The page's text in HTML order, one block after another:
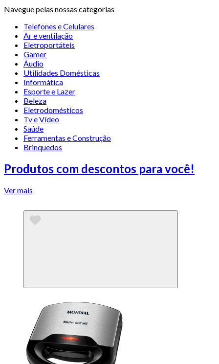
Navegue pelas nossas categorias
Telefones e Celulares
Ar e ventilação
Eletroportáteis
Gamer
Áudio
Utilidades Domésticas
Informática
Esporte e Lazer
Beleza
Eletrodomésticos
Tv e Vídeo
Saúde
Ferramentas e Construção
Brinquedos
Produtos com descontos para você!
Ver mais